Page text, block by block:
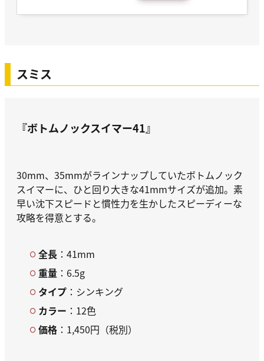
スミス
『ボトムノックスイマー41』
30mm、35mmがラインナップしていたボトムノック
スイマーに、ひと回り大きな41mmサイズが追加。素
早い沈下スピードと慣性力を生かしたスピーディーな
攻略を得意とする。
全長 ：41mm
重量 ：6.5g
タイプ ：シンキング
カラー ：12色
価格 ：1,450円（税別）